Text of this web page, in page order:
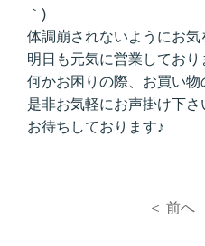
｀)
体調崩されないようにお気
明日も元気に営業しており
何かお困りの際、お買い物
是非お気軽にお声掛け下さ
お待ちしております♪
＜ 前へ